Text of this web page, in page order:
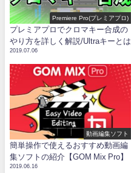
Premiere Pro(プレミアプロ)
プレミアプロでクロマキー合成の
やり方を詳しく解説/Ultraキーとは
2019.07.06
動画編集ソフト
簡単操作で使えるおすすめ動画編
集ソフトの紹介【GOM Mix Pro】
2019.06.16